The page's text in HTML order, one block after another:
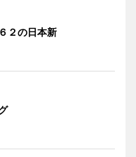
２の日本新